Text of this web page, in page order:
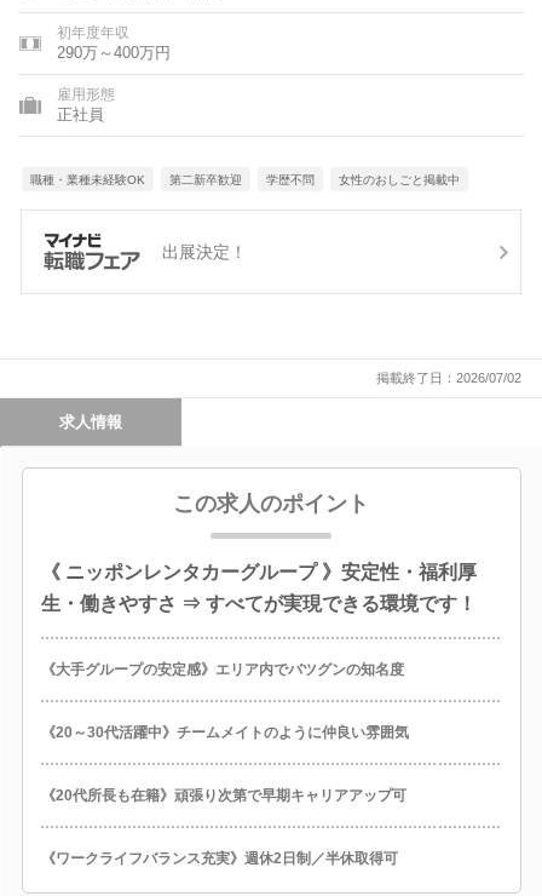
初年度年収
290万～400万円
雇用形態
正社員
職種・業種未経験OK 第二新卒歓迎 学歴不問 女性のおしごと掲載中
出展決定！
掲載終了日：2026/07/02
求人情報
この求人のポイント
《 ニッポンレンタカーグループ 》安定性・福利厚
生・働きやすさ ⇒ すべてが実現できる環境です！
《大手グループの安定感》エリア内でバツグンの知名度
《20～30代活躍中》チームメイトのように仲良い雰囲気
《20代所長も在籍》頑張り次第で早期キャリアアップ可
《ワークライフバランス充実》週休2日制／半休取得可